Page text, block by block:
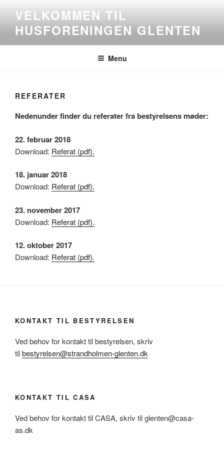
indhold
VELKOMMEN TIL
HUSFORENINGEN GLENTEN
Menu
REFERATER
Nedenunder finder du referater fra bestyrelsens møder:
22. februar 2018
Download: Referat (pdf).
18. januar 2018
Download: Referat (pdf).
23. november 2017
Download: Referat (pdf).
12. oktober 2017
Download: Referat (pdf).
KONTAKT TIL BESTYRELSEN
Ved behov for kontakt til bestyrelsen, skriv
tilbestyrelsen@strandholmen-glenten.dk
KONTAKT TIL CASA
Ved behov for kontakt til CASA, skriv til glenten@casa-
as.dk